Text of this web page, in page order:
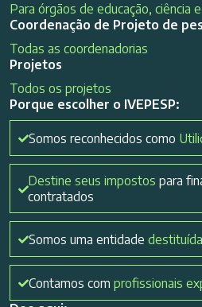
Para órgãos de educação, ciência
Coordenação de Projeto de
Todas as coordenadorias
Projetos
Todos os projetos
Porque escolher o IVEPESP:
Somos reconhecidos como
Destine seus impostos para
contratados
Somos uma entidade
Contamos com profissionais